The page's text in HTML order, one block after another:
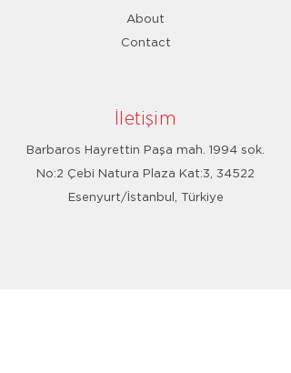
About
Contact
İletişim
Barbaros Hayrettin Paşa mah. 1994 sok.
No:2 Çebi Natura Plaza Kat:3, 34522
Esenyurt/İstanbul, Türkiye